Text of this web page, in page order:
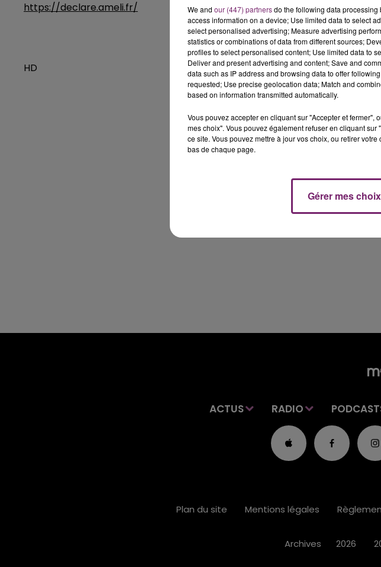
https://declare.ameli.fr/
HD
ACTUS RADIO
Plan du site Mentions légales
Archives 2026
We and our (447) partnersdo the following data
access information on a device; Use limited data to select
select personalised advertising; Measure advertising
statistics or combinations of data from different sources;
profiles to select personalised content; Use limited data to
Deliver and present advertising and content; Save and
data such as IP address and browsing data to offer
requested; Use precise geolocation data; Match and
based on information transmitted automatically.
Vous pouvez accepter en cliquant sur "Accepter et
mes choix". Vous pouvez également refuser en cliquant
ce site. Vous pouvez mettre à jour vos choix, ou retirer
bas de chaque page.
Gérer mes choix